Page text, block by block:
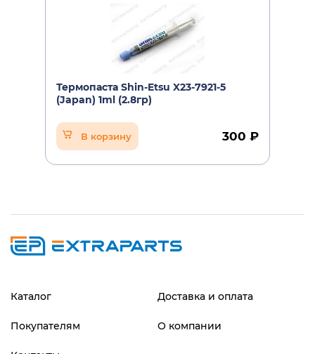
Термопаста Shin-Etsu X23-7921-5
(Japan) 1ml (2.8гр)
В корзину 300 ₽
Каталог Доставка и оплата
Покупателям О компании